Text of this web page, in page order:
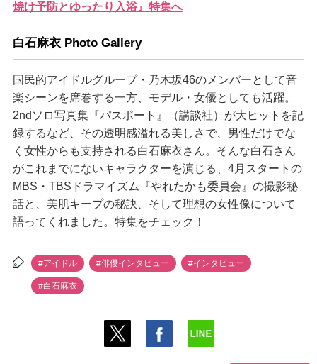
焼け予防とゆったり入浴』特集へ
白石麻衣 Photo Gallery
国民的アイドルグループ・乃木坂46のメンバーとして音
楽シーンを席巻する一方、モデル・女優としても活躍。
2ndソロ写真集『パスポート』（講談社）が大ヒットを記
録するなど、その透明感溢れる美しさで、男性だけでな
く女性からも支持される白石麻衣さん。そんな白石さん
がこれまでにないキャラクターを演じる、4月スタートの
MBS・TBSドラマイズム『やれたかも委員会』の撮影秘
話と、美肌キープの秘訣、そして理想の女性像について
語ってくれました。特集をチェック！
#アイドル #俳優インタビュー #インタビュー
#白石麻衣